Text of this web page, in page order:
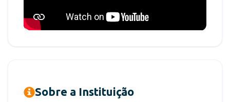
Sobre a Instituição